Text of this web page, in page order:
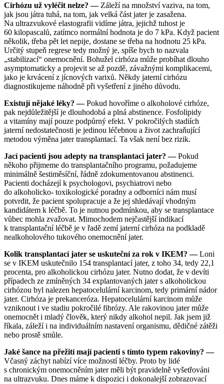
Cirhózu už vyléčit nelze? —Záleží na množství vaziva, na tom,
jak jsou játra tuhá, na tom, jak velká část jater je zasažena.
Na ultrazvukové elastografii vidíme játra, jejichž tuhost je
60 kilopascalů, zatímco normální hodnota je do 7 kPa. Když pacient
několik, třeba pět let nepije, dostane se třeba na hodnotu 25 kPa.
Určitý stupeň regrese tedy možný je, spíše bych to nazvala
„stabilizací“ onemocnění. Bohužel cirhóza může probíhat dlouho
asymptomaticky a projevit se až pozdě, závažnými komplikacemi,
jako je krvácení z jícnových varixů. Někdy jaterní cirhózu
diagnostikujeme náhodně při vyšetření z jiného důvodu.
Existují nějaké léky? —Pokud hovoříme o alkoholové cirhóze,
pak nejdůležitější je dlouhodobá a plná abstinence. Fosfolipidy
a vitamíny mají pouze podpůrný efekt. V pokročilých stadiích
jaterní nedostatečnosti je jedinou léčebnou a život zachraňující
metodou výměna jater transplantací. Ta však není bez rizik.
Jací pacienti jsou adepty na transplantaci jater? —Pokud
někoho přijmeme do transplantačního programu, požadujeme
minimálně šestiměsíční, řádně zdokumentovanou abstinenci.
Pacienti docházejí k psychologovi, psychiatrovi nebo
do alkoholicko- toxikologické poradny a odborníci nám musí
potvrdit, že pacient spolupracuje a že jej shledávají vhodným
kandidátem k léčbě. To je nutnou podmínkou, aby se transplantace
vůbec mohla zvažovat. Mimochodem nejčastější indikací
k transplantační léčbě je v řadě zemí jaterní cirhóza na podkladě
nealkoholového tukového onemocnění jater.
Kolik transplantací jater se uskuteční za rok v IKEM? —Loni
se v IKEM uskutečnilo 154 transplantací jater, z toho 34, tedy 22,1
procenta, pro alkoholickou cirhózu jater. Nutno dodat, že v devíti
případech ze zmíněných 34 explantovaných jater s alkoholickou
cirhózou byl nalezen hepatocelulární karcinom, tedy primární nádor
jater. Cirhóza je prekanceróza. Hepatocelulární karcinom může
vzniknout i ve stadiu pokročilé fibrózy. Ale rakovinou jater může
onemocnět i mladý člověk, který nikdy alkohol nepil. Jak jsem již
říkala, záleží i na individuálním nastavení organismu, dědičné zátěži
nebo prostě smůle.
Jaké šance na přežití mají pacienti s tímto typem rakoviny? —
Včasný záchyt nabízí více možností léčby. Proto by lidé
s chronickým onemocněním jater měli být pravidelně vyšetřováni
na ultrazvuku. Dnes máme k dispozici i dokonalejší zobrazovací